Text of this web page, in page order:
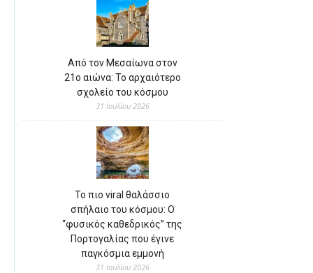
Από τον Μεσαίωνα στον
21ο αιώνα: Το αρχαιότερο
σχολείο του κόσμου
31 Ιουλίου 2026
Το πιο viral θαλάσσιο
σπήλαιο του κόσμου: Ο
“φυσικός καθεδρικός” της
Πορτογαλίας που έγινε
παγκόσμια εμμονή
31 Ιουλίου 2026